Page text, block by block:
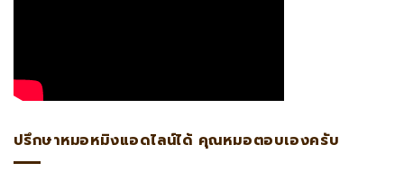
ปรึกษาหมอหมิงแอดไลน์ได้ คุณหมอตอบเองครับ